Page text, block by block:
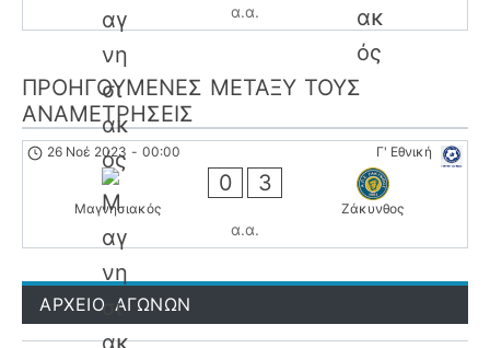
α.α.
ΠΡΟΗΓΟΎΜΕΝΕΣ ΜΕΤΑΞΎ ΤΟΥΣ
ΑΝΑΜΕΤΡΉΣΕΙΣ
Γ' Εθνική
26 Νοέ 2023 - 00:00
Μαγνησιακός
0 3
Ζάκυνθος
α.α.
ΑΡΧΕΙΟ ΑΓΩΝΩΝ